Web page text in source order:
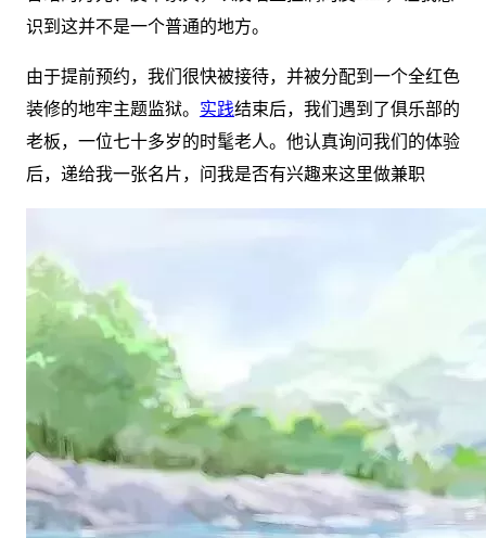
识到这并不是一个普通的地方。
由于提前预约，我们很快被接待，并被分配到一个全红色
装修的地牢主题监狱。 实践结束后，我们遇到了俱乐部的
老板，一位七十多岁的时髦老人。他认真询问我们的体验
后，递给我一张名片，问我是否有兴趣来这里做兼职